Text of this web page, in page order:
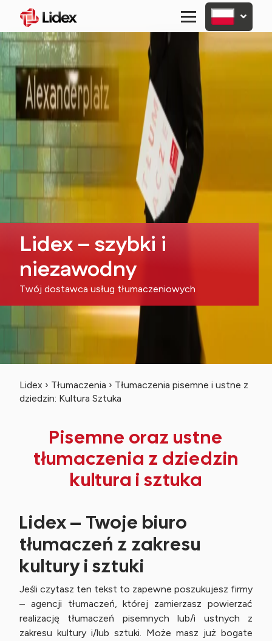
Primary
Menu
Lidex – szybki i
niezawodny
Twój dostawca usług tłumaczeniowych
Lidex › Tłumaczenia › Tłumaczenia pisemne i ustne z
dziedzin: Kultura Sztuka
Pisemne oraz ustne
tłumaczenia z dziedzin
kultura i sztuka
Lidex – Twoje biuro
tłumaczeń z zakresu
kultury i sztuki
Jeśli czytasz ten tekst to zapewne poszukujesz firmy
– agencji tłumaczeń, której zamierzasz powierzać
realizację tłumaczeń pisemnych lub/i ustnych z
zakresu kultury i/lub sztuki. Może masz już bogate